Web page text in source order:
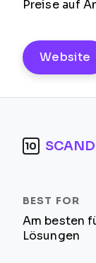
Preise auf
Website
10 SCAND
Am besten
Lösungen